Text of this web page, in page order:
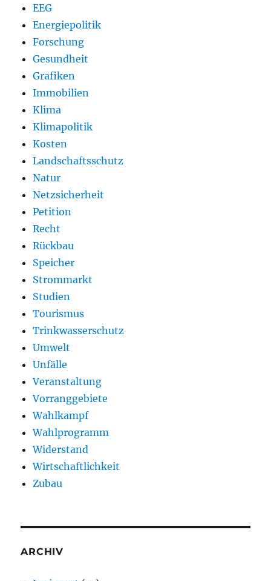
EEG
Energiepolitik
Forschung
Gesundheit
Grafiken
Immobilien
Klima
Klimapolitik
Kosten
Landschaftsschutz
Natur
Netzsicherheit
Petition
Recht
Rückbau
Speicher
Strommarkt
Studien
Tourismus
Trinkwasserschutz
Umwelt
Unfälle
Veranstaltung
Vorranggebiete
Wahlkampf
Wahlprogramm
Widerstand
Wirtschaftlichkeit
Zubau
ARCHIV